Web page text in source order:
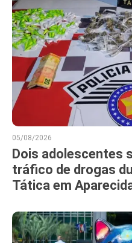
05/08/2026
Dois adolescentes
tráfico de drogas
Tática em